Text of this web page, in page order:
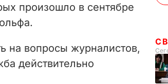
произошло в сентябре
на вопросы журналистов,
действительно